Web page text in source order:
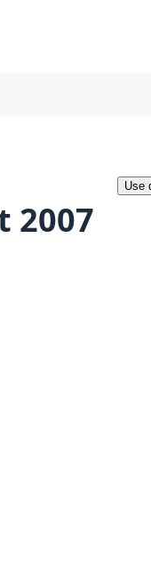
2007
Use